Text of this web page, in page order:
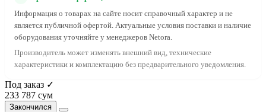
Информация о товарах на сайте носит справочный характер и не
является публичной офертой. Актуальные условия поставки и наличие
оборудования уточняйте у менеджеров Netora.
Производитель может изменять внешний вид, технические
характеристики и комплектацию без предварительного уведомления.
Под заказ ✓
233 787 сум
Закончился